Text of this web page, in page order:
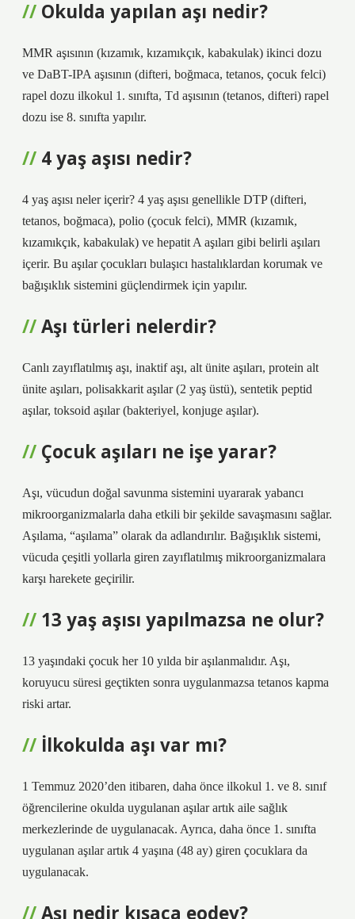
Okulda yapılan aşı nedir?
MMR aşısının (kızamık, kızamıkçık, kabakulak) ikinci dozu
ve DaBT-IPA aşısının (difteri, boğmaca, tetanos, çocuk felci)
rapel dozu ilkokul 1. sınıfta, Td aşısının (tetanos, difteri) rapel
dozu ise 8. sınıfta yapılır.
4 yaş aşısı nedir?
4 yaş aşısı neler içerir? 4 yaş aşısı genellikle DTP (difteri,
tetanos, boğmaca), polio (çocuk felci), MMR (kızamık,
kızamıkçık, kabakulak) ve hepatit A aşıları gibi belirli aşıları
içerir. Bu aşılar çocukları bulaşıcı hastalıklardan korumak ve
bağışıklık sistemini güçlendirmek için yapılır.
Aşı türleri nelerdir?
Canlı zayıflatılmış aşı, inaktif aşı, alt ünite aşıları, protein alt
ünite aşıları, polisakkarit aşılar (2 yaş üstü), sentetik peptid
aşılar, toksoid aşılar (bakteriyel, konjuge aşılar).
Çocuk aşıları ne işe yarar?
Aşı, vücudun doğal savunma sistemini uyararak yabancı
mikroorganizmalarla daha etkili bir şekilde savaşmasını sağlar.
Aşılama, “aşılama” olarak da adlandırılır. Bağışıklık sistemi,
vücuda çeşitli yollarla giren zayıflatılmış mikroorganizmalara
karşı harekete geçirilir.
13 yaş aşısı yapılmazsa ne olur?
13 yaşındaki çocuk her 10 yılda bir aşılanmalıdır. Aşı,
koruyucu süresi geçtikten sonra uygulanmazsa tetanos kapma
riski artar.
İlkokulda aşı var mı?
1 Temmuz 2020’den itibaren, daha önce ilkokul 1. ve 8. sınıf
öğrencilerine okulda uygulanan aşılar artık aile sağlık
merkezlerinde de uygulanacak. Ayrıca, daha önce 1. sınıfta
uygulanan aşılar artık 4 yaşına (48 ay) giren çocuklara da
uygulanacak.
Aşı nedir kısaca eodev?